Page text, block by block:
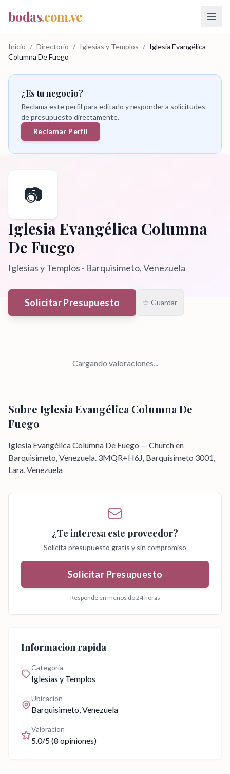
bodas.com.ve
Inicio / Directorio / Iglesias y Templos / Iglesia Evangélica
Columna De Fuego
¿Es tu negocio?
Reclama este perfil para editarlo y responder a solicitudes
de presupuesto directamente.
Reclamar Perfil
📷
Iglesia Evangélica Columna
De Fuego
Iglesias y Templos · Barquisimeto, Venezuela
Solicitar Presupuesto ☆ Guardar
Cargando valoraciones...
Sobre Iglesia Evangélica Columna De
Fuego
Iglesia Evangélica Columna De Fuego — Church en
Barquisimeto, Venezuela. 3MQR+H6J, Barquisimeto 3001,
Lara, Venezuela
¿Te interesa este proveedor?
Solicita presupuesto gratis y sin compromiso
Solicitar Presupuesto
Responde en menos de 24 horas
Informacion rapida
Categoria
Iglesias y Templos
Ubicacion
Barquisimeto, Venezuela
Valoracion
5.0/5 (8 opiniones)